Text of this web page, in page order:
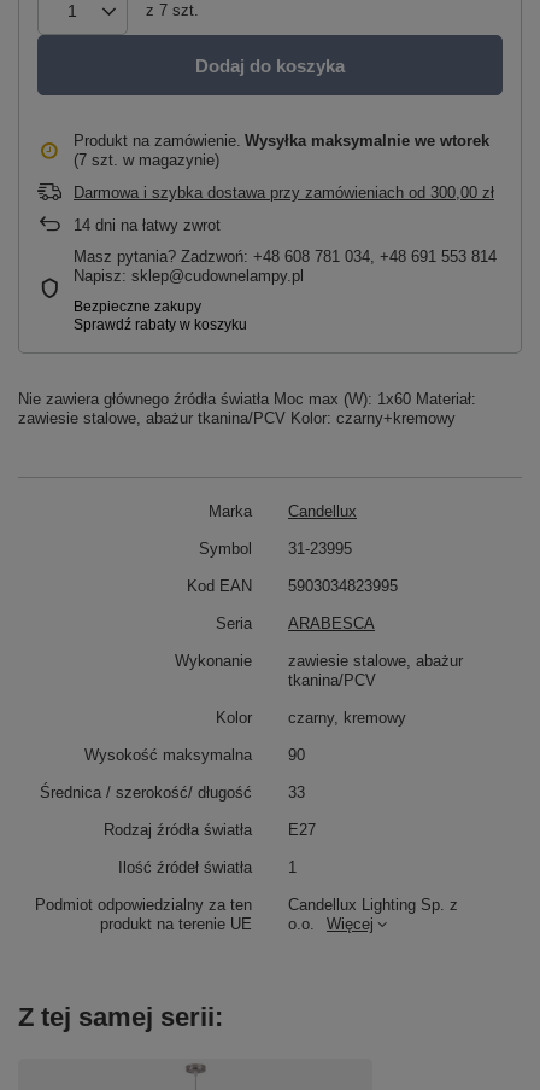
z 7 szt.
Dodaj do koszyka
Produkt na zamówienie Wysyłka maksymalnie we wtorek
(7 szt. w magazynie)
Darmowa i szybka dostawa przy zamówieniach od 300,00 zł
14 dni na łatwy zwrot
Masz pytania? Zadzwoń: +48 608 781 034, +48 691 553 814
Napisz: sklep@cudownelampy.pl
Nie zawiera głównego źródła światła Moc max (W): 1x60 Materiał:
zawiesie stalowe, abażur tkanina/PCV Kolor: czarny+kremowy
Marka Candellux
Podmiot odpowiedzialny za ten
produkt na terenie UE
Candellux Lighting Sp. z
o.o.
Więcej
Symbol 31-23995
Kod EAN 5903034823995
Seria ARABESCA
Wykonanie
zawiesie stalowe, abażur
tkanina/PCV
Kolor czarny, kremowy
Wysokość maksymalna 90
Średnica / szerokość/ długość 33
Rodzaj źródła światła E27
Ilość źródeł światła 1
Z tej samej serii: